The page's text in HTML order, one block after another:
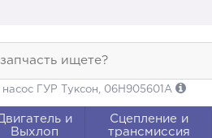
ищете?
ГУР Туксон, 06H905601A
и
Выхлоп
Сцепление и
трансмиссия